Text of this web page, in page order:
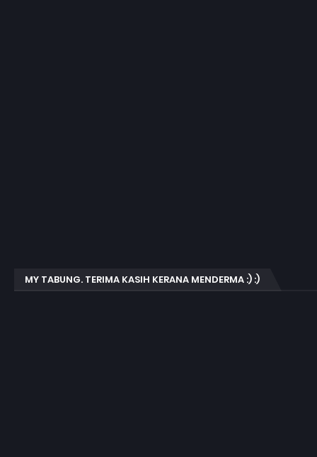
MY TABUNG. TERIMA KASIH KERANA MENDERMA :) :)